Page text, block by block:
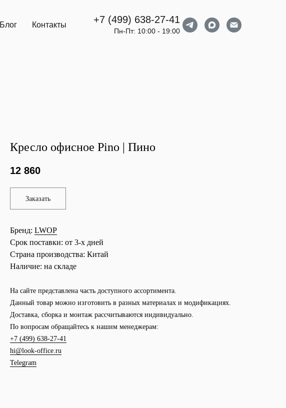
Блог Контакты +7 (499) 638-27-41
Пн-Пт: 10:00 - 19:00
Кресло офисное Pino | Пино
12 860
Заказать
Бренд: LWOP
Срок поставки: от 3-х дней
Страна производства: Китай
Наличие: на складе
На сайте представлена часть доступного ассортимента.
Данный товар можно изготовить в разных материалах и модификациях.
Доставка, сборка и монтаж рассчитываются индивидуально.
По вопросам обращайтесь к нашим менеджерам:
+7 (499) 638-27-41
hi@look-office.ru
Telegram